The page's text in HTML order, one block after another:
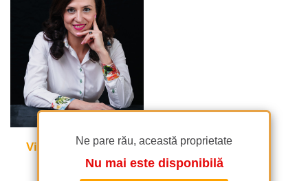
Ne pare rău, această proprietate
Nu mai este disponibilă
Violetta Tudorache